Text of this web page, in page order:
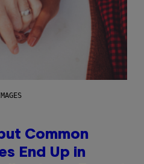
Common
End Up in